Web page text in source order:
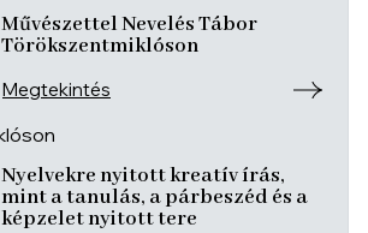
Művészettel Nevelés Tábor
Törökszentmiklóson
Megtekintés
Nyelvekre nyitott kreatív írás,
mint a tanulás, a párbeszéd és a
képzelet nyitott tere